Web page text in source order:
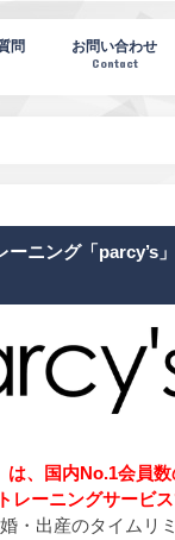
問 お問い合わせ
Contact
ニング「parcy’s」
は、国内No.1会員数
レーニングサービ
・出産のタイムリ